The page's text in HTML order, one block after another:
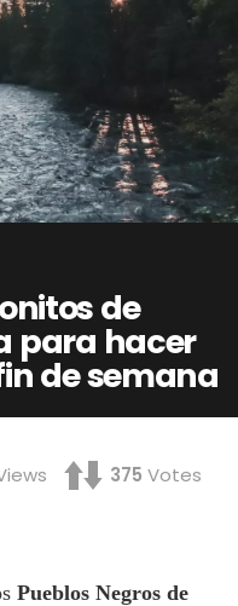
de
para hacer
de semana
375 Votes
Pueblos Negros de